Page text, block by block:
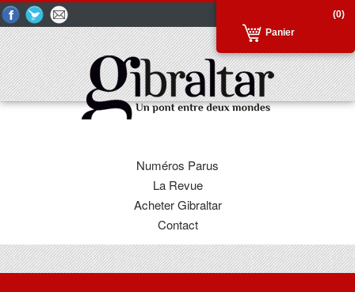
(0)
Panier
Numéros Parus
La Revue
Acheter Gibraltar
Contact